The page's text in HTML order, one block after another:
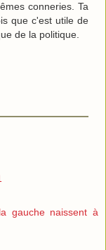
conneries. Ta
que c'est utile de
de la politique.
gauche naissent à